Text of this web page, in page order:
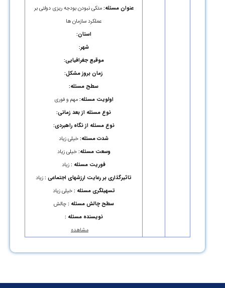
عنوان مسئله: متکی نبودن بودجه ریزی دولتی بر
عملکرد سازمان ها
استان:
شهر:
موقیع جغرافیایی:
زمان بروز مشکل:
سطح مسئله:
اولویت مسئله: مهم و فوری
نوع مسئله از بعد زمانی:
نوع مسئله از نگاه راهبردی:
شدت مسئله:خیلی زیاد
وسعت مسئله: خیلی زیاد
فوریت مسئله :زیاد
تاثیرگذاری بر رعایت ارزشهای اجتماعی :زیاد
تسهیلگری مسئله : خیلی زیاد
سطح چالش مسئله : چالش
نویسنده مسئله :
مشاهده